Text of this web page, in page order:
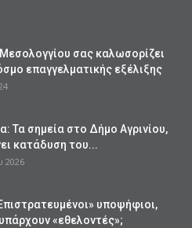
σας καλωσορίζει
επαγγελματικής εξέλιξης
Τα σημεία στο Δήμο Αγρινίου,
κατάδυση του...
2026
υποψήφιοι,
«εθελοντές»;